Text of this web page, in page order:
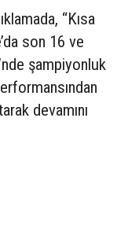
“Kısa
son 16 ve
şampiyonluk
devamını